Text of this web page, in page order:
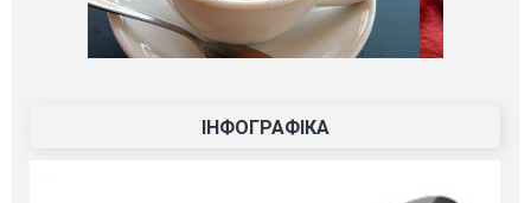
ІНФОГРАФІКА